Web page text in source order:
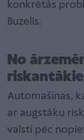
konkrētās
Buzelis.
No
riskantākie
Automašīnas,
ar augstāku
valstī pēc